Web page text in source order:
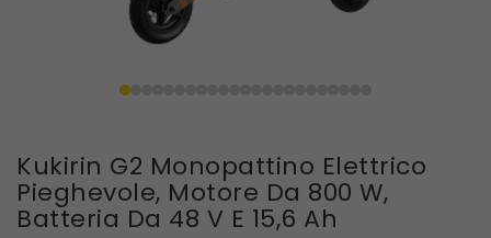
Kukirin G2 Monopattino Elettrico
Pieghevole, Motore Da 800 W,
Batteria Da 48 V E 15,6 Ah